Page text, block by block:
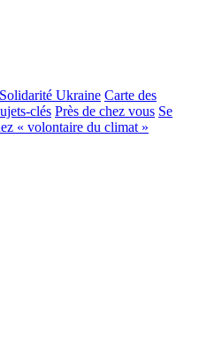
Solidarité Ukraine Carte des
clés Près de chez vous Se
« volontaire du climat »